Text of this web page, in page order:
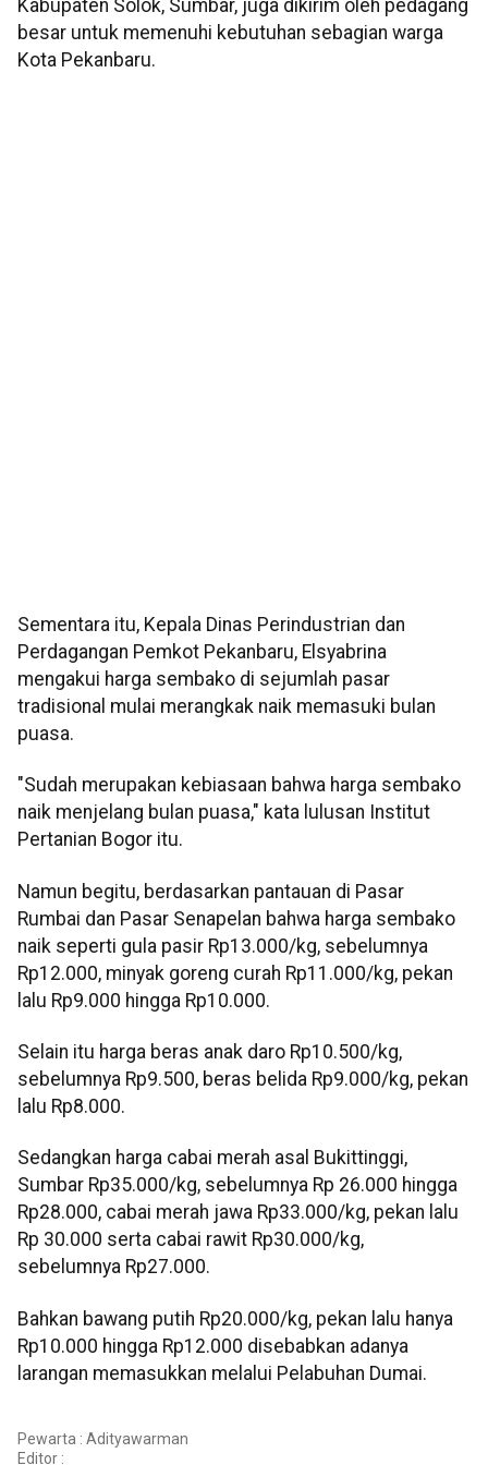
Kabupaten Solok, Sumbar, juga dikirim oleh pedagang
besar untuk memenuhi kebutuhan sebagian warga
Kota Pekanbaru.
Sementara itu, Kepala Dinas Perindustrian dan
Perdagangan Pemkot Pekanbaru, Elsyabrina
mengakui harga sembako di sejumlah pasar
tradisional mulai merangkak naik memasuki bulan
puasa.
"Sudah merupakan kebiasaan bahwa harga sembako
naik menjelang bulan puasa," kata lulusan Institut
Pertanian Bogor itu.
Namun begitu, berdasarkan pantauan di Pasar
Rumbai dan Pasar Senapelan bahwa harga sembako
naik seperti gula pasir Rp13.000/kg, sebelumnya
Rp12.000, minyak goreng curah Rp11.000/kg, pekan
lalu Rp9.000 hingga Rp10.000.
Selain itu harga beras anak daro Rp10.500/kg,
sebelumnya Rp9.500, beras belida Rp9.000/kg, pekan
lalu Rp8.000.
Sedangkan harga cabai merah asal Bukittinggi,
Sumbar Rp35.000/kg, sebelumnya Rp 26.000 hingga
Rp28.000, cabai merah jawa Rp33.000/kg, pekan lalu
Rp 30.000 serta cabai rawit Rp30.000/kg,
sebelumnya Rp27.000.
Bahkan bawang putih Rp20.000/kg, pekan lalu hanya
Rp10.000 hingga Rp12.000 disebabkan adanya
larangan memasukkan melalui Pelabuhan Dumai.
Pewarta : Adityawarman
Editor :